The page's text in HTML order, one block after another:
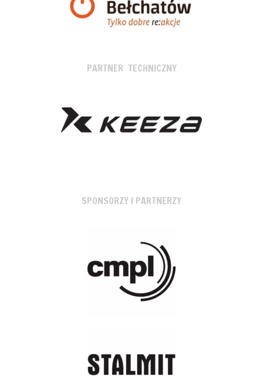
PARTNER TECHNICZNY
SPONSORZY I PARTNERZY